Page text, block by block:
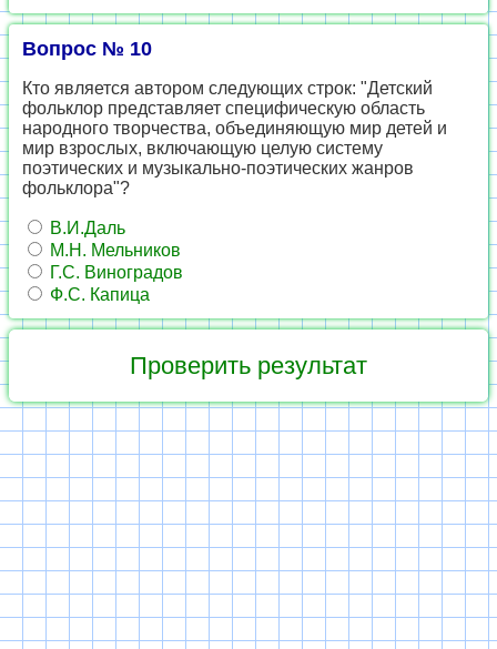
Вопрос № 10
Кто является автором следующих строк: "Детский
фольклор представляет специфическую область
народного творчества, объединяющую мир детей и
мир взрослых, включающую целую систему
поэтических и музыкально-поэтических жанров
фольклора"?
В.И.Даль
М.Н. Мельников
Г.С. Виноградов
Ф.С. Капица